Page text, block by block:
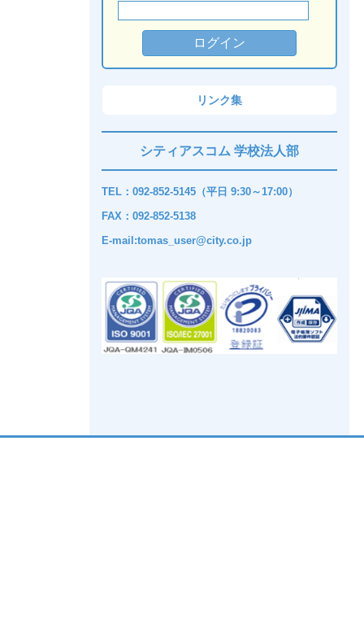
リンク集
シティアスコム 学校法人部
TEL：092-852-5145（平日 9:30～17:00）
FAX：092-852-5138
E-mail:tomas_user@city.co.jp